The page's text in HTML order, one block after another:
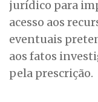
jurídico para
acesso aos
eventuais
aos fatos
pela prescrição.